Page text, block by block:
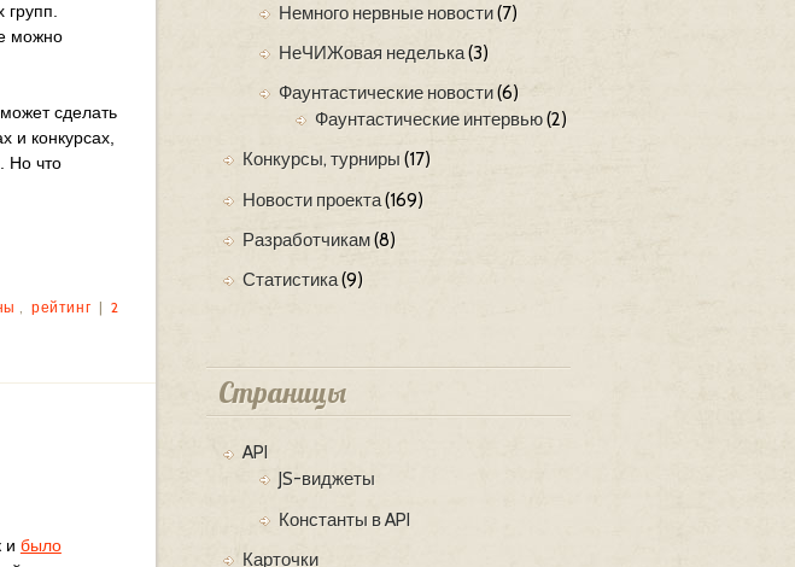
можно
сделать
и конкурсах,
Но что
, рейтинг | 2
и было
Немного нервные новости(7)
НеЧИЖовая неделька(3)
Фаунтастические новости(6)
Фаунтастические интервью(2)
Конкурсы, турниры (17)
Новости проекта(169)
Разработчикам(8)
Статистика(9)
Страницы
API
JS-виджеты
Константы в API
Карточки